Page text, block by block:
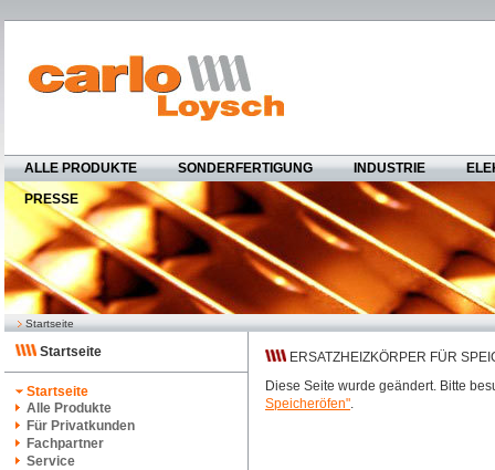
ALLE PRODUKTE SONDERFERTIGUNG INDUSTRIE
PRESSE
Startseite
Startseite
Startseite
Alle Produkte
Für Privatkunden
Fachpartner
Service
ERSATZHEIZKÖRPER FÜR
Diese Seite wurde geändert. Bitte
Speicheröfen".